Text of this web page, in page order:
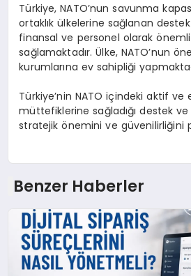
Türkiye, NATO’nun savunma
ortaklık ülkelerine sağlanan
finansal ve personel olarak önemli
sağlamaktadır. Ülke, NATO’nun
kurumlarına ev sahipliği
Türkiye’nin NATO içindeki aktif ve
müttefiklerine sağladığı destek ve
stratejik önemini ve güvenilirliğini
Benzer Haberler